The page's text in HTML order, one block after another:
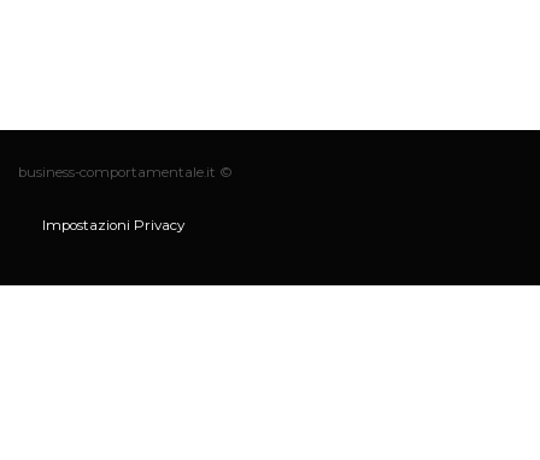
business-comportamentale.it ©
Impostazioni Privacy